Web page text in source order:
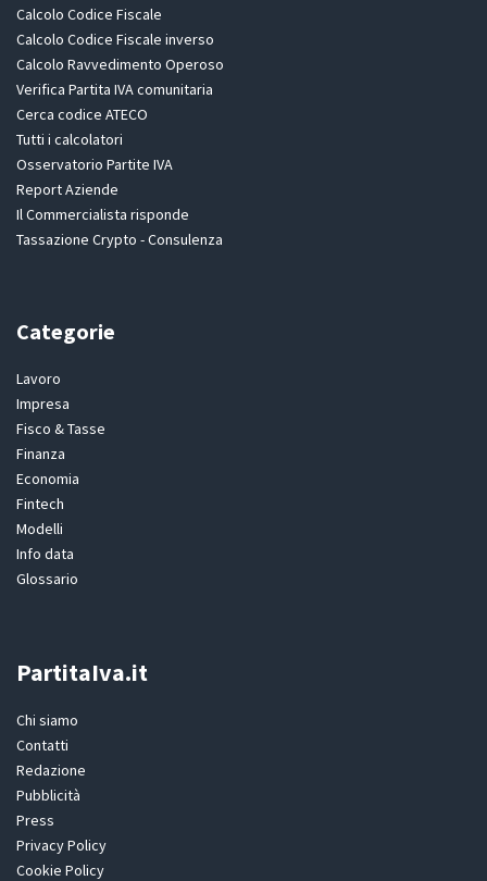
Calcolo Codice Fiscale
Calcolo Codice Fiscale inverso
Calcolo Ravvedimento Operoso
Verifica Partita IVA comunitaria
Cerca codice ATECO
Tutti i calcolatori
Osservatorio Partite IVA
Report Aziende
Il Commercialista risponde
Tassazione Crypto - Consulenza
Categorie
Lavoro
Impresa
Fisco & Tasse
Finanza
Economia
Fintech
Modelli
Info data
Glossario
PartitaIva.it
Chi siamo
Contatti
Redazione
Pubblicità
Press
Privacy Policy
Cookie Policy